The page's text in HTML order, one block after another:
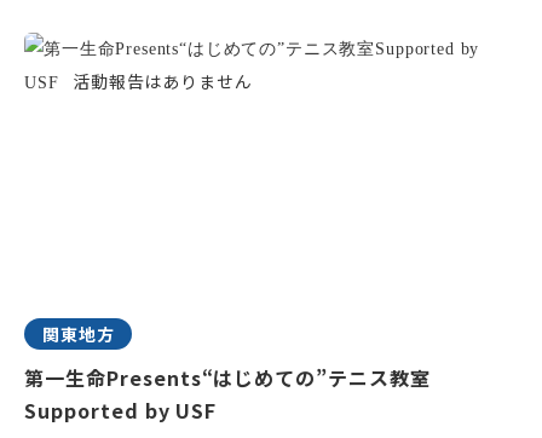
関東地方
第一生命Presents“はじめての”テニス教室
Supported by USF